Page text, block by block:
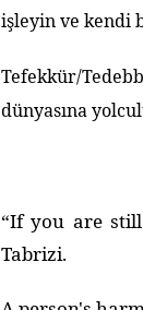
işleyin ve kendi
Tefekkür/
dünyasına
“If you are
Tabrizi.